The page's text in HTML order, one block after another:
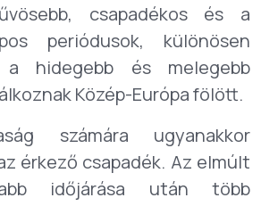
csapadékos és a
periódusok, különösen
a hidegebb és melegebb
Közép-Európa fölött.
számára ugyanakkor
érkező csapadék. Az elmúlt
időjárása után több